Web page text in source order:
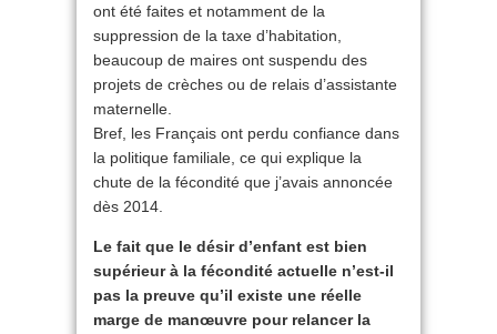
ont été faites et notamment de la
suppression de la taxe d’habitation,
beaucoup de maires ont suspendu des
projets de crèches ou de relais d’assistante
maternelle.
Bref, les Français ont perdu confiance dans
la politique familiale, ce qui explique la
chute de la fécondité que j’avais annoncée
dès 2014.
Le fait que le désir d’enfant est bien
supérieur à la fécondité actuelle n’est-il
pas la preuve qu’il existe une réelle
marge de manœuvre pour relancer la